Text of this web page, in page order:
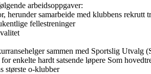
arbeidsoppgaver:
herunder samarbeide med klubbens rekrutt
fellestreninger
sammen med Sportslig Utvalg
enkelte hardt satsende løpere Som
største o-klubber